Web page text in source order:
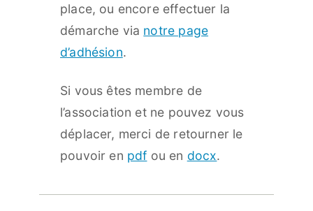
place, ou encore effectuer la
démarche via notre page
d’adhésion.
Si vous êtes membre de
l’association et ne pouvez vous
déplacer, merci de retourner le
pouvoir en pdf ou en docx.